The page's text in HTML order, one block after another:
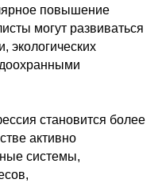
повышение
могут развиваться
экологических
становится более
активно
системы,